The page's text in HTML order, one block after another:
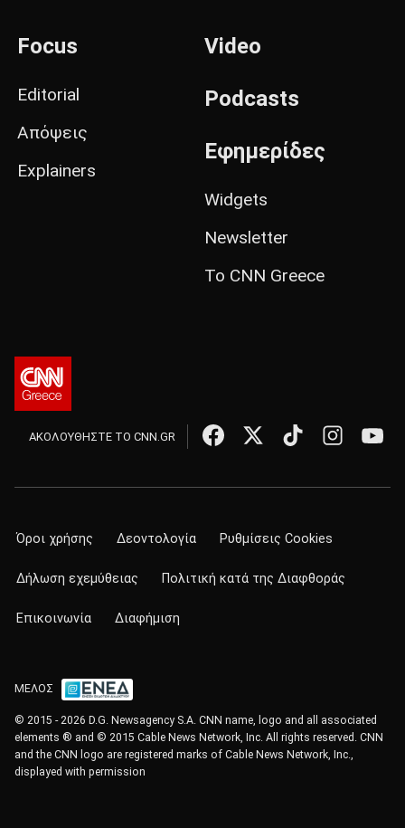
Focus
Editorial
Απόψεις
Explainers
Video
Podcasts
Εφημερίδες
Widgets
Newsletter
Το CNN Greece
ΑΚΟΛΟΥΘΗΣΤΕ ΤΟ CNN.GR
Όροι χρήσης Δεοντολογία Ρυθμίσεις Cookies
Δήλωση εχεμύθειας Πολιτική κατά της Διαφθοράς
Επικοινωνία Διαφήμιση
ΜΕΛΟΣ
© 2015 - 2026 D.G. Newsagency S.A. CNN name, logo and all associated
elements ® and © 2015 Cable News Network, Inc. All rights reserved. CNN
and the CNN logo are registered marks of Cable News Network, Inc.,
displayed with permission